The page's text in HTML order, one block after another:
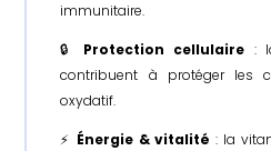
immunitaire.
🔒 Protection cellulaire :
contribuent à protéger les
oxydatif.
⚡ Énergie & vitalité : la